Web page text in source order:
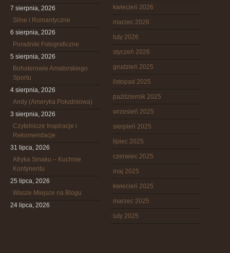
7 sierpnia, 2026
Silne i Romantyczne
6 sierpnia, 2026
Poradniki Fotograficzne
5 sierpnia, 2026
Bohaterowie Amatorskiego
Sportu
4 sierpnia, 2026
Andy (Ameryka Południowa)
3 sierpnia, 2026
Czytelnicze Inspiracje i
Rekomendacje
31 lipca, 2026
Afryka Smaku – Kuchnie
Kontynentu
25 lipca, 2026
Wasze Miejsce na Blogu
24 lipca, 2026
kwiecień 2026
marzec 2026
luty 2026
styczeń 2026
grudzień 2025
listopad 2025
październik 2025
wrzesień 2025
sierpień 2025
lipiec 2025
czerwiec 2025
maj 2025
kwiecień 2025
marzec 2025
luty 2025